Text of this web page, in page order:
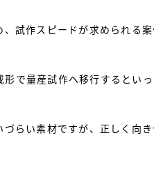
試作スピードが求められる
で量産試作へ移行するとい
らい素材ですが、正しく向